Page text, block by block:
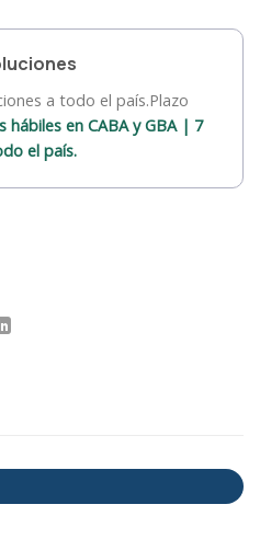
a todo el país.Plazo
hábiles en CABA y GBA | 7
el país.